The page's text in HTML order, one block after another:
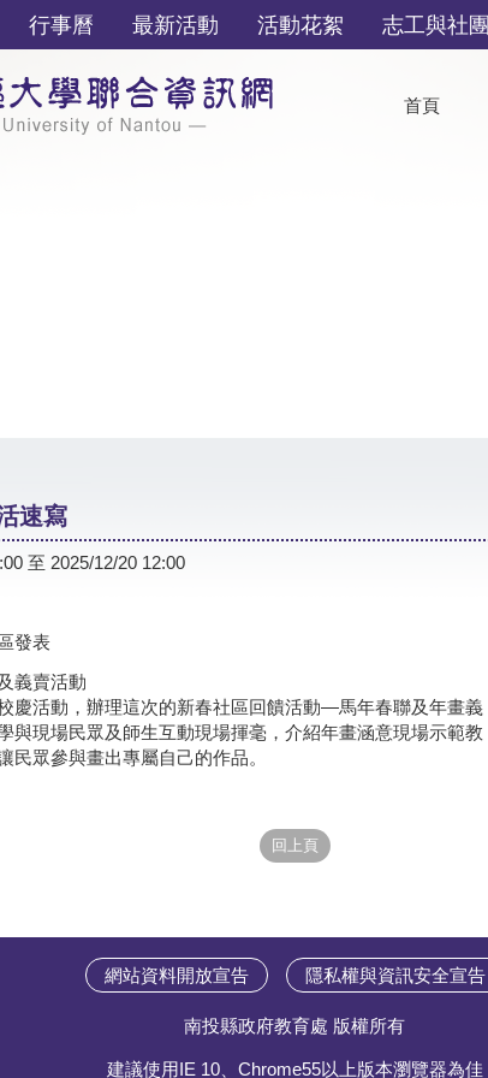
行事曆 最新活動 活動花絮 志工與社團
首頁
速寫
至 2025/12/20 12:00
發表
義賣活動
慶活動，辦理這次的新春社區回饋活動—馬年春聯及年畫義
與現場民眾及師生互動現場揮毫，介紹年畫涵意現場示範教
民眾參與畫出專屬自己的作品。
網站資料開放宣告 隱私權與資訊安全宣告
南投縣政府教育處 版權所有
建議使用IE 10、Chrome55以上版本瀏覽器為佳